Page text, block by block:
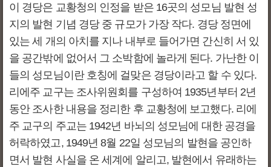
이 경당은 교황청의 인정을 받은 16곳의 성모님 발현 성
지의 발현 기념 경당 중 규모가 가장 작다. 경당 정면에
있는 세 개의 아치를 지나 내부로 들어가면 간신히 서 있
을 공간밖에 없어서 그 소박함에 놀라게 된다. 가난한 이
들의 성모님이란 호칭에 걸맞은 경당이라고 할 수 있다.
리에주 교구는 조사위원회를 구성하여 1935년부터 2년
동안 조사한 내용을 정리한 후 교황청에 보고했다. 리에
주 교구의 주교는 1942년 바뇌의 성모님에 대한 공경을
허락하였고, 1949년 8월 22일 성모님의 발현을 공인하
면서 발현 사실을 온 세계에 알리고, 발현에서 유래하는